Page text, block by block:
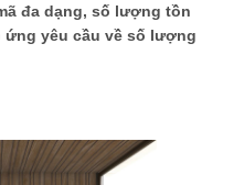
đa dạng, số lượng tồn
ứng yêu cầu về số lượng